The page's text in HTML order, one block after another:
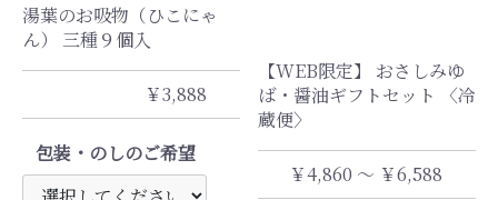
湯葉のお吸物（ひこにゃ
ん） 三種９個入
￥3,888
包装・のしのご希望
【WEB限定】 おさしみゆ
ば・醤油ギフトセット 〈冷
蔵便〉
￥4,860 ～ ￥6,588